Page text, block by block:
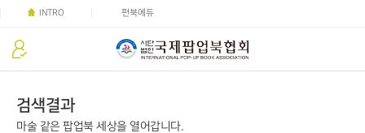
INTRO 펀북에듀
검색결과
마술 같은 팝업북 세상을 열어갑니다.